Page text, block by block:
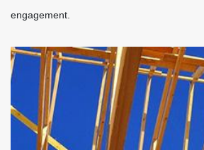
engagement.